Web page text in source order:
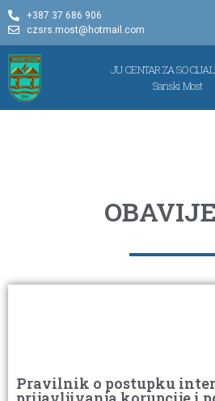
+387 37 686 906
czsrs.most@hotmail.com
JU CENTAR ZA
Sanski Most
Pravilnik o postupku